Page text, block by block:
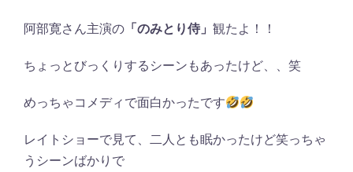
阿部寛さん主演の 「のみとり侍」 観たよ！！
ちょっとびっくりするシーンもあったけど、、笑
めっちゃコメディで面白かったです
レイトショーで見て、二人とも眠かったけど笑っちゃ
うシーンばかりで